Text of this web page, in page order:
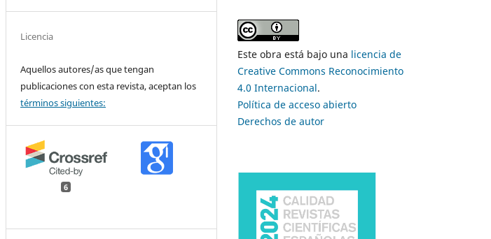
Licencia
Aquellos autores/as que tengan
publicaciones con esta revista, aceptan los
términos siguientes:
6
Este obra está bajo una licencia de
Creative Commons Reconocimiento
4.0 Internacional.
Política de acceso abierto
Derechos de autor